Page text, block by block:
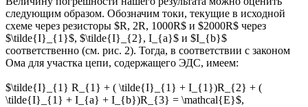
следующим образом. Обозначим токи, текущие в исходной
схеме через резисторы $R, 2R, 1000R$ и $2000R$ через
$\tilde{I}_{1}$, $\tilde{I}_{2}, I_{a}$ и $I_{b}$
соответственно (см. рис. 2). Тогда, в соответствии с законом
Ома для участка цепи, содержащего ЭДС, имеем:
$\tilde{I}_{1} R_{1} + ( \tilde{I}_{1} + I_{1})R_{2} + (
\tilde{I}_{1} + I_{a} + I_{b})R_{3} = \mathcal{E}$,